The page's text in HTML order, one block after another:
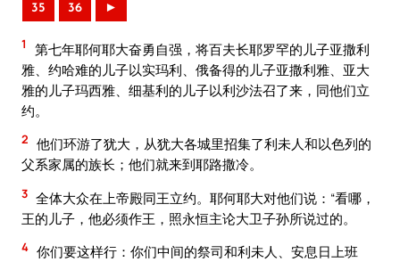
35 36 ►
1
第七年耶何耶大奋勇自强，将百夫长耶罗罕的儿子亚撒利
雅、约哈难的儿子以实玛利、俄备得的儿子亚撒利雅、亚大
雅的儿子玛西雅、细基利的儿子以利沙法召了来，同他们立
约。
2 他们环游了犹大，从犹大各城里招集了利未人和以色列的
父系家属的族长；他们就来到耶路撒冷。
3 全体大众在上帝殿同王立约。耶何耶大对他们说：“看哪，
王的儿子，他必须作王，照永恒主论大卫子孙所说过的。
4 你们要这样行：你们中间的祭司和利未人、安息日上班